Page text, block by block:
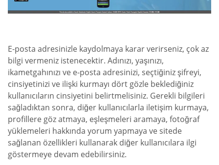
E-posta adresinizle kaydolmaya karar verirseniz, çok az
bilgi vermeniz istenecektir. Adınızı, yaşınızı,
ikametgahınızı ve e-posta adresinizi, seçtiğiniz şifreyi,
cinsiyetinizi ve ilişki kurmayı dört gözle beklediğiniz
kullanıcıların cinsiyetini belirtmelisiniz. Gerekli bilgileri
sağladıktan sonra, diğer kullanıcılarla iletişim kurmaya,
profillere göz atmaya, eşleşmeleri aramaya, fotoğraf
yüklemeleri hakkında yorum yapmaya ve sitede
sağlanan özellikleri kullanarak diğer kullanıcılara ilgi
göstermeye devam edebilirsiniz.